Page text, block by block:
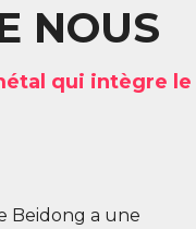
NOUS
qui intègre le
Beidong a une